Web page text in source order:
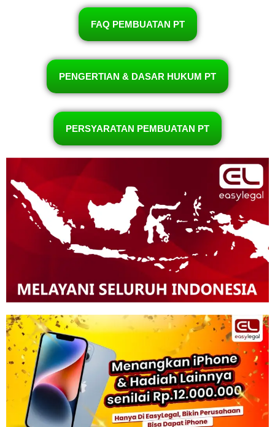
FAQ PEMBUATAN PT
PENGERTIAN & DASAR HUKUM PT
PERSYARATAN PEMBUATAN PT